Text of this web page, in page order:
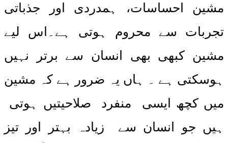
مشین احساسات، ہمدردی اور جذباتی
تجربات سے محروم ہوتی ہے۔اس لیے
مشین کبھی بھی انسان سے برتر نہیں
ہوسکتی ہے ۔ ہاں یہ ضرور ہے کہ مشین
میں کچھ ایسی منفرد صلاحیتیں ہوتی
ہیں جو انسان سے زیادہ بہتر اور تیز